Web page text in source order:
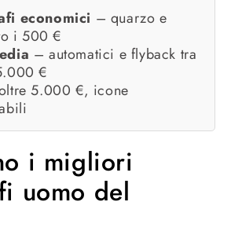
economici – quarzo e
i 500 €
– automatici e flyback tra
€
5.000 €, icone
i migliori
uomo del